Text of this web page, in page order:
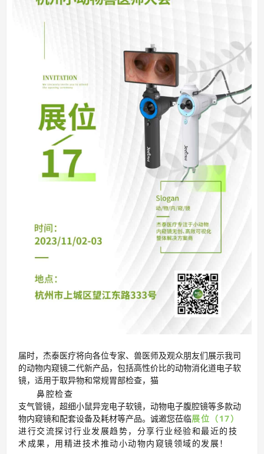
届时，杰泰医疗将向各位专家、兽医师及观众朋友们展示我司
的动物内窥镜二代新产品，包括高性价比的动物消化道电子软
镜，适用于取异物和常规胃部检查，猫
鼻腔检查
支气管镜，超细小鼠异宠电子软镜，动物电子腹腔镜等多款动
物内窥镜和配套设备及耗材等产品。诚邀您莅临展位（17）
进行交流探讨行业发展趋势，分享行业经验和最近的技
术成果，用精进技术推动小动物内窥镜领域的发展！